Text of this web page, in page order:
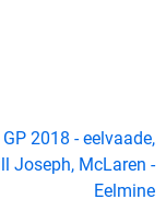
2018 - eelvaade,
Joseph, McLaren -
Eelmine